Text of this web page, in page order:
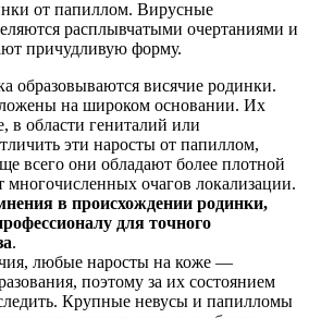
от папиллом. Вирусные
расплывчатыми очертаниями и
причудливую форму.
образовываются висячие родинки.
на широком основании. Их
в области гениталий или
эти наросты от папиллом,
всего они обладают более плотной
многочисленных очагов локализации.
в происхождении родинки,
для точного
.
любые наросты на коже —
поэтому за их состоянием
Крупные невусы и папилломы